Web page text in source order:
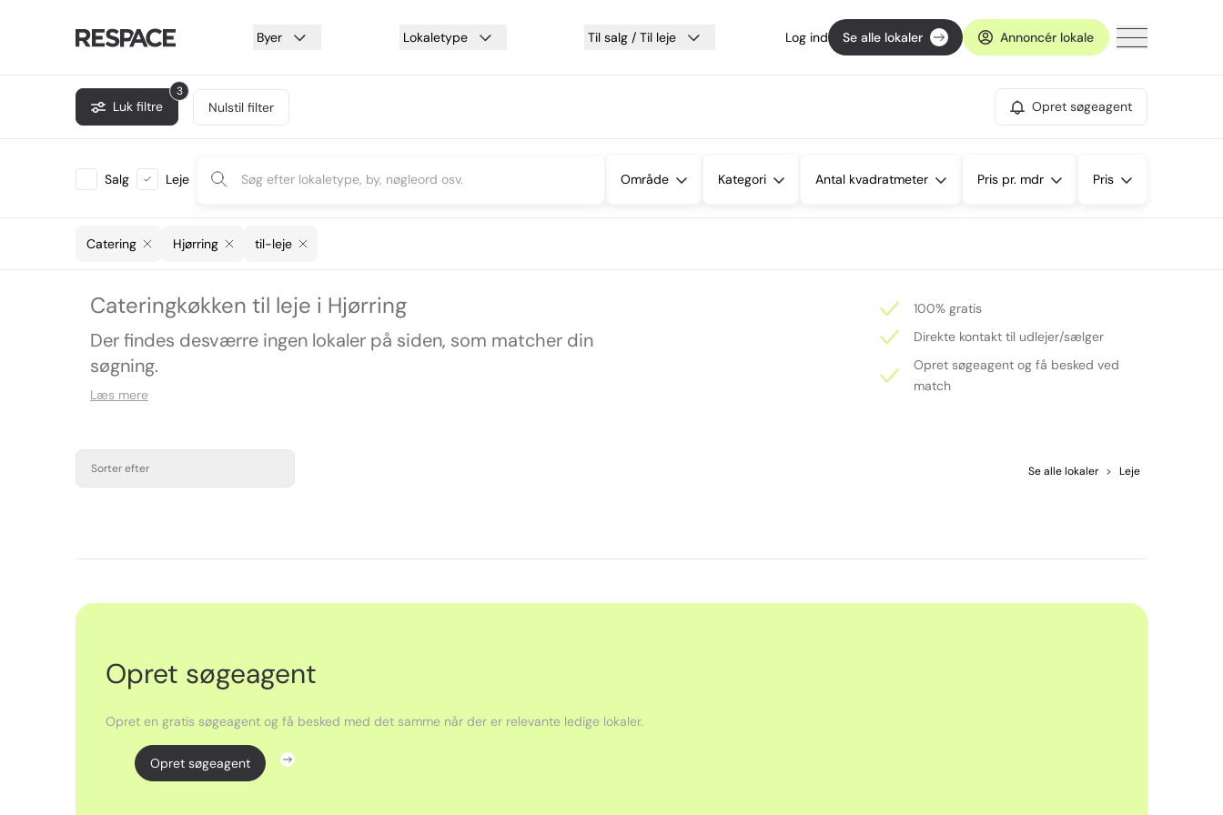
Byer Lokaletype Til salg / Til leje Log ind Se alle lokaler Annoncér lokale
3
Luk filtre Nulstil filter Opret søgeagent
Salg Leje Område Kategori Antal kvadratmeter Pris pr. mdr Pris
Catering Hjørring til-leje
Cateringkøkken til leje i Hjørring
Der findes desværre ingen lokaler på siden, som matcher din
søgning.
Læs mere
100% gratis
Direkte kontakt til udlejer/sælger
Opret søgeagent og få besked ved
match
Sorter efter Se alle lokaler > Leje
Opret søgeagent
Opret en gratis søgeagent og få besked med det samme når der er relevante ledige lokaler.
Opret søgeagent